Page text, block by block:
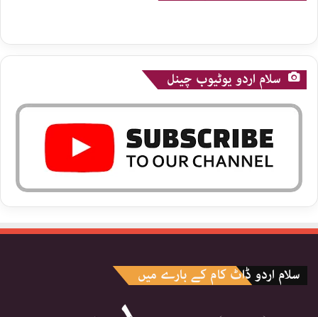
سلام اردو یوٹیوب چینل
سلام اردو ڈاٹ کام کے بارے میں